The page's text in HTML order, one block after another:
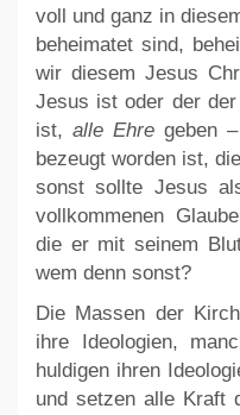
voll und ganz in
beheimatet sind,
wir diesem Jesus
Jesus ist oder der
ist, alle Ehregeben –
bezeugt worden ist,
sonst sollte Jesus
vollkommenen
die er mit seinem
wem denn sonst?
Die Massen der
ihre Ideologien,
huldigen ihren
und setzen alle Kraft